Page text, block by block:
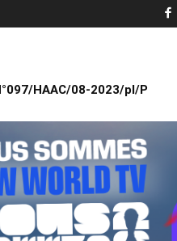
HAAC/08-2023/pl/P